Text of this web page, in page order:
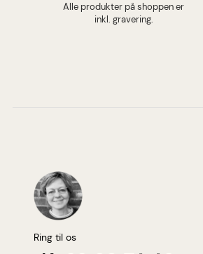
Alle produkter på shoppen er
inkl. gravering.
Ring til os